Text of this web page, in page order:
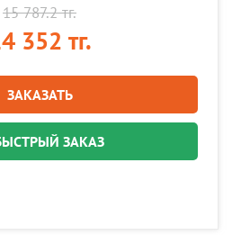
15 787.2 тг.
352 тг.
ЗАКАЗАТЬ
ЗАКАЗ